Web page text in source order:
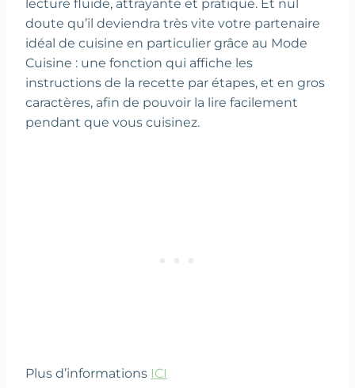
lecture fluide, attrayante et pratique. Et nul
doute qu’il deviendra très vite votre partenaire
idéal de cuisine en particulier grâce au Mode
Cuisine : une fonction qui affiche les
instructions de la recette par étapes, et en gros
caractères, afin de pouvoir la lire facilement
pendant que vous cuisinez.
Plus d’informations ICI